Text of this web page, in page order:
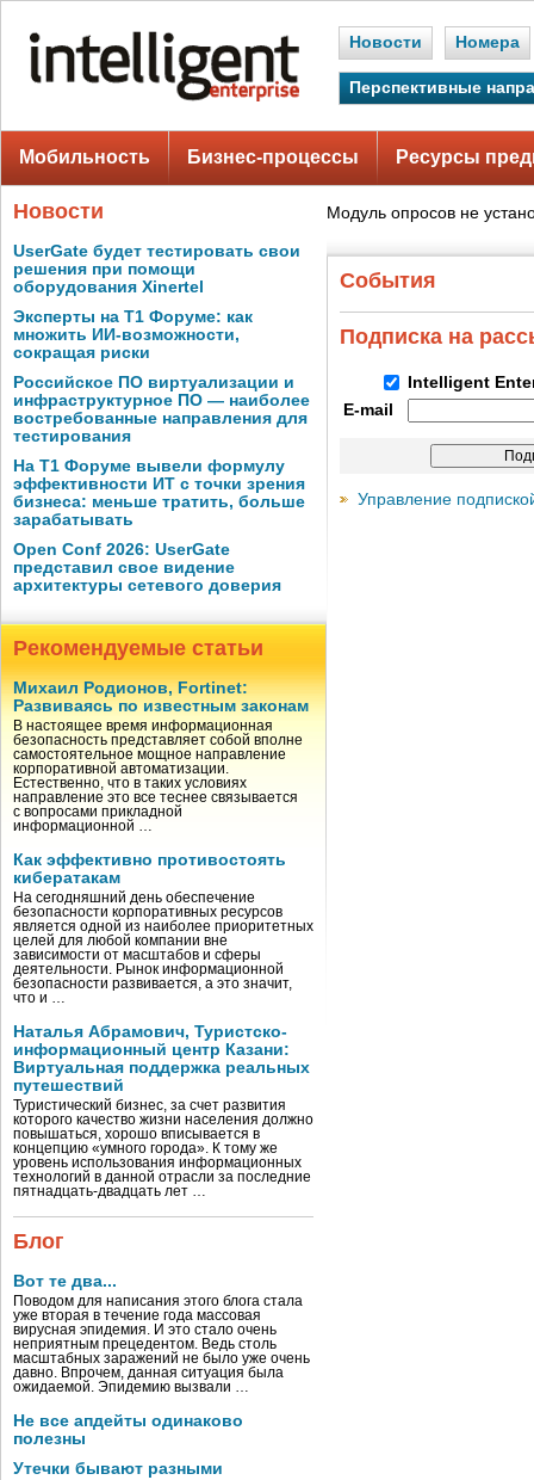
Новости Номера
Перспективные
Мобильность Бизнес-процессы Ресурсы
Новости
UserGate будет тестировать свои
решения при помощи
оборудования Xinertel
Эксперты на Т1 Форуме: как
множить ИИ-возможности,
сокращая риски
Российское ПО виртуализации и
инфраструктурное ПО — наиболее
востребованные направления для
тестирования
На Т1 Форуме вывели формулу
эффективности ИТ с точки зрения
бизнеса: меньше тратить, больше
зарабатывать
Open Conf 2026: UserGate
представил свое видение
архитектуры сетевого доверия
Рекомендуемые статьи
Михаил Родионов, Fortinet:
Развиваясь по известным законам
В настоящее время информационная
безопасность представляет собой вполне
самостоятельное мощное направление
корпоративной автоматизации.
Естественно, что в таких условиях
направление это все теснее связывается
с вопросами прикладной
информационной …
Как эффективно противостоять
кибератакам
На сегодняшний день обеспечение
безопасности корпоративных ресурсов
является одной из наиболее приоритетных
целей для любой компании вне
зависимости от масштабов и сферы
деятельности. Рынок информационной
безопасности развивается, а это значит,
что и …
Наталья Абрамович, Туристско-
информационный центр Казани:
Виртуальная поддержка реальных
путешествий
Туристический бизнес, за счет развития
которого качество жизни населения должно
повышаться, хорошо вписывается в
концепцию «умного города». К тому же
уровень использования информационных
технологий в данной отрасли за последние
пятнадцать-двадцать лет …
Блог
Вот те два...
Поводом для написания этого блога стала
уже вторая в течение года массовая
вирусная эпидемия. И это стало очень
неприятным прецедентом. Ведь столь
масштабных заражений не было уже очень
давно. Впрочем, данная ситуация была
ожидаемой. Эпидемию вызвали …
Не все апдейты одинаково
полезны
Утечки бывают разными
Модуль опросов не
События
Подписка на
Intelligent
E-mail
Управление